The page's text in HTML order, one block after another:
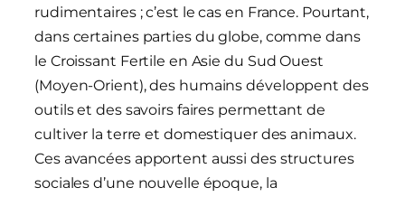
rudimentaires ; c’est le cas en France. Pourtant,
dans certaines parties du globe, comme dans
le Croissant Fertile en Asie du Sud Ouest
(Moyen-Orient), des humains développent des
outils et des savoirs faires permettant de
cultiver la terre et domestiquer des animaux.
Ces avancées apportent aussi des structures
sociales d’une nouvelle époque, la